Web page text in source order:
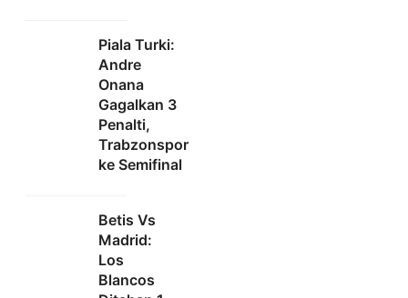
Piala Turki:
Andre
Onana
Gagalkan 3
Penalti,
Trabzonspor
ke Semifinal
Betis Vs
Madrid:
Los
Blancos